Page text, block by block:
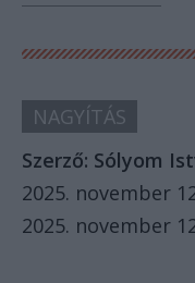
NAGYÍTÁS
Szerző: Sólyom
2025. november
2025. november